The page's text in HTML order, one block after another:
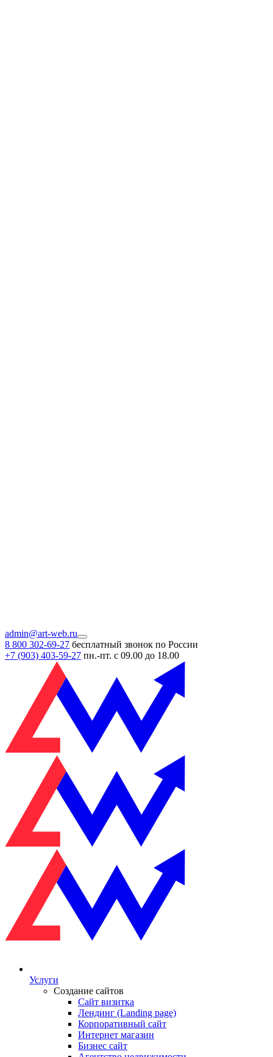
admin@art-web.ru
8 800 302-69-27 бесплатный звонок по России
+7 (903) 403-59-27 пн.-пт. с 09.00 до 18.00
Услуги
Создание сайтов
Сайт визитка
Лендинг (Landing page)
Корпоративный сайт
Интернет магазин
Бизнес сайт